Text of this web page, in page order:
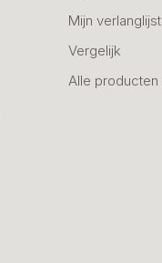
Mijn verlanglijst
Vergelijk
Alle producten